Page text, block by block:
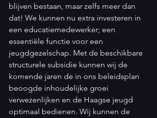
blijven bestaan, maar zelfs meer dan
dat! We kunnen nu extra investeren in
een educatiemedewerker; een
essentiële functie voor een
jeugdgezelschap. Met de beschikbare
structurele subsidie kunnen wij de
komende jaren de in ons beleidsplan
beoogde inhoudelijke groei
verwezenlijken en de Haagse jeugd
optimaal bedienen. Wij kunnen de